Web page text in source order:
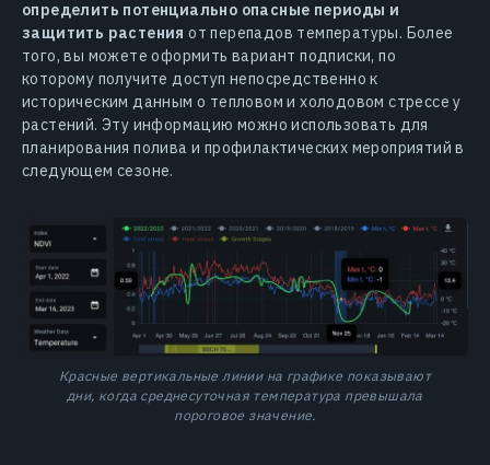
определить потенциально опасные периоды и
защитить растения от перепадов температуры. Более
того, вы можете оформить вариант подписки, по
которому получите доступ непосредственно к
историческим данным о тепловом и холодовом стрессе у
растений. Эту информацию можно использовать для
планирования полива и профилактических мероприятий в
следующем сезоне.
Красные вертикальные линии на графике показывают
дни, когда среднесуточная температура превышала
пороговое значение.